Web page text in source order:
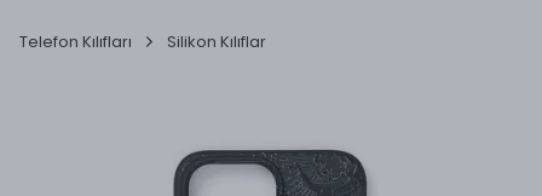
Telefon Kılıfları Silikon Kılıflar